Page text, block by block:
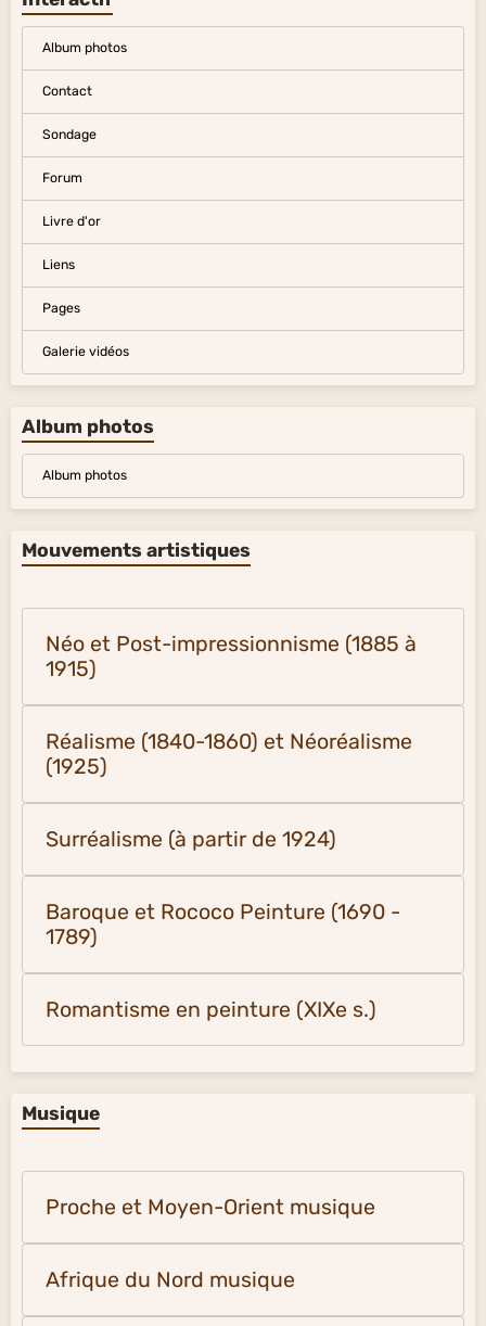
Album photos
Contact
Sondage
Forum
Livre d'or
Liens
Pages
Galerie vidéos
Album photos
Album photos
Mouvements artistiques
Néo et Post-impressionnisme (1885 à
1915)
Réalisme (1840-1860) et Néoréalisme
(1925)
Surréalisme (à partir de 1924)
Baroque et Rococo Peinture (1690 -
1789)
Romantisme en peinture (XIXe s.)
Musique
Proche et Moyen-Orient musique
Afrique du Nord musique